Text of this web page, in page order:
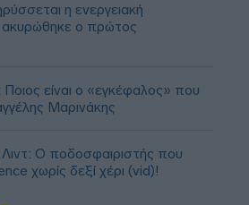
η ενεργειακή
ακυρώθηκε ο πρώτος
είναι ο «εγκέφαλος» που
Μαρινάκης
Ο ποδοσφαιριστής που
χωρίς δεξί χέρι (vid)!